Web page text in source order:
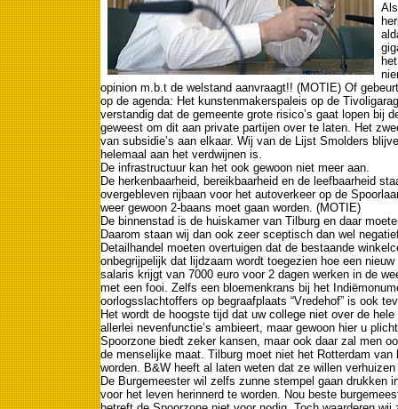
opinion m.b.t de welstand aanvraagt!! (MOTIE) Of
op de agenda: Het kunstenmakerspaleis op de
verstandig dat de gemeente grote risico’s gaat lopen bij
geweest om dit aan private partijen over te laten. Het
van subsidie’s aan elkaar. Wij van de Lijst Smolders
helemaal aan het verdwijnen is.
De infrastructuur kan het ook gewoon niet meer aan.
De herkenbaarheid, bereikbaarheid en de leefbaarheid
overgebleven rijbaan voor het autoverkeer op de
weer gewoon 2-baans moet gaan worden. (MOTIE)
De binnenstad is de huiskamer van Tilburg en daar
Daarom staan wij dan ook zeer sceptisch dan wel
Detailhandel moeten overtuigen dat de bestaande
onbegrijpelijk dat lijdzaam wordt toegezien hoe een
salaris krijgt van 7000 euro voor 2 dagen werken in de
met een fooi. Zelfs een bloemenkrans bij het
oorlogsslachtoffers op begraafplaats “Vredehof” is ook
Het wordt de hoogste tijd dat uw college niet over de
allerlei nevenfunctie’s ambieert, maar gewoon hier u
Spoorzone biedt zeker kansen, maar ook daar zal men
de menselijke maat. Tilburg moet niet het Rotterdam van
worden. B&W heeft al laten weten dat ze willen
De Burgemeester wil zelfs zunne stempel gaan drukken
voor het leven herinnerd te worden. Nou beste